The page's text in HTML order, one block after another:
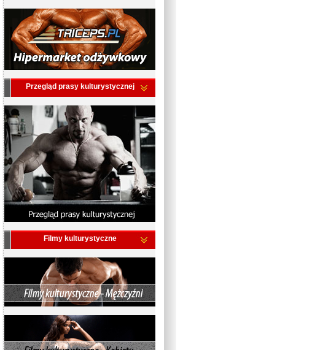
Przegląd prasy kulturystycznej
Filmy kulturystyczne